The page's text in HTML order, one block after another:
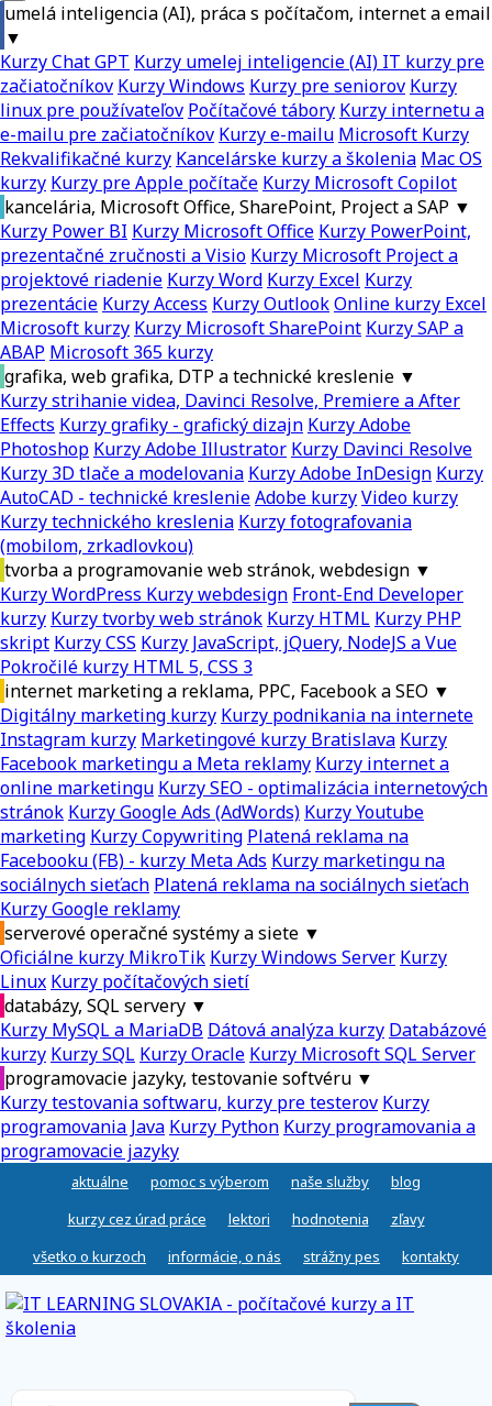
umelá inteligencia (AI), práca s počítačom, internet a email
▼
Kurzy Chat GPT Kurzy umelej inteligencie (AI) IT kurzy pre
začiatočníkov Kurzy Windows Kurzy pre seniorov Kurzy
linux pre používateľov Počítačové tábory Kurzy internetu a
e-mailu pre začiatočníkov Kurzy e-mailu Microsoft Kurzy
Rekvalifikačné kurzy Kancelárske kurzy a školenia Mac OS
kurzy Kurzy pre Apple počítače Kurzy Microsoft Copilot
kancelária, Microsoft Office, SharePoint, Project a SAP ▼
Kurzy Power BI Kurzy Microsoft Office Kurzy PowerPoint,
prezentačné zručnosti a Visio Kurzy Microsoft Project a
projektové riadenie Kurzy Word Kurzy Excel Kurzy
prezentácie Kurzy Access Kurzy OutlookOnline kurzy Excel
Microsoft kurzy Kurzy Microsoft SharePoint Kurzy SAP a
ABAP Microsoft 365 kurzy
grafika, web grafika, DTP a technické kreslenie ▼
Kurzy strihanie videa, Davinci Resolve, Premiere a After
Effects Kurzy grafiky - grafický dizajn Kurzy Adobe
Photoshop Kurzy Adobe Illustrator Kurzy Davinci Resolve
Kurzy 3D tlače a modelovania Kurzy Adobe InDesign Kurzy
AutoCAD - technické kreslenieAdobe kurzyVideo kurzy
Kurzy technického kreslenia Kurzy fotografovania
(mobilom, zrkadlovkou)
tvorba a programovanie web stránok, webdesign ▼
Kurzy WordPress Kurzy webdesign Front-End Developer
kurzy Kurzy tvorby web stránok Kurzy HTML Kurzy PHP
skript Kurzy CSS Kurzy JavaScript, jQuery, NodeJS a Vue
Pokročilé kurzy HTML 5, CSS 3
internet marketing a reklama, PPC, Facebook a SEO ▼
Digitálny marketing kurzy Kurzy podnikania na internete
Instagram kurzy Marketingové kurzy Bratislava Kurzy
Facebook marketingu a Meta reklamy Kurzy internet a
online marketingu Kurzy SEO - optimalizácia internetových
stránok Kurzy Google Ads (AdWords) Kurzy Youtube
marketing Kurzy Copywriting Platená reklama na
Facebooku (FB) - kurzy Meta Ads Kurzy marketingu na
sociálnych sieťach Platená reklama na sociálnych sieťach
Kurzy Google reklamy
serverové operačné systémy a siete ▼
Oficiálne kurzy MikroTik Kurzy Windows Server Kurzy
Linux Kurzy počítačových sietí
databázy, SQL servery ▼
Kurzy MySQL a MariaDB Dátová analýza kurzy Databázové
kurzy Kurzy SQL Kurzy Oracle Kurzy Microsoft SQL Server
programovacie jazyky, testovanie softvéru ▼
Kurzy testovania softwaru, kurzy pre testerov Kurzy
programovania Java Kurzy Python Kurzy programovania a
programovacie jazyky
aktuálne pomoc s výberom naše služby
blog
kurzy cez úrad práce
lektori hodnotenia
zľavy
všetko o kurzoch
informácie, o nás strážny pes kontakty